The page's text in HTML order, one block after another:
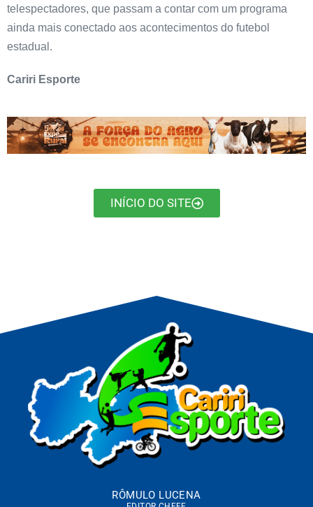
telespectadores, que passam a contar com um programa
ainda mais conectado aos acontecimentos do futebol
estadual.
Cariri Esporte
INÍCIO DO SITE
RÔMULO LUCENA